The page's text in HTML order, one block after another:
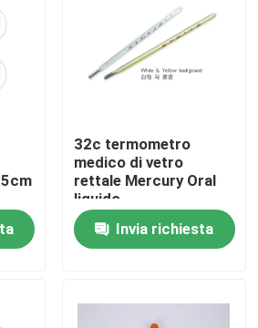
dell'ossigeno
32c termometro
medico di vetro
rettale Mercury Oral
liquido
Invia richiesta